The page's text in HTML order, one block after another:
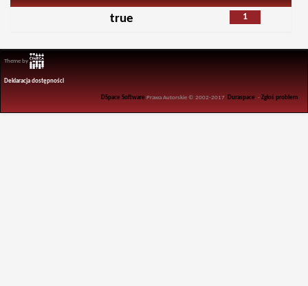
1
true
Theme by
Deklaracja dostępności
DSpace Software Prawa Autorskie © 2002-2017 Duraspace -Zgłoś problem